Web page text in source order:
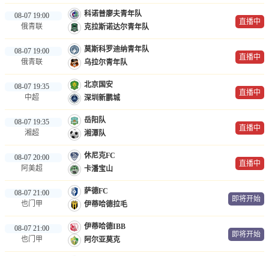
08-07 19:00
俄青联
科诺普廖夫青年队
克拉斯诺达尔青年队
直播中
08-07 19:00
俄青联
莫斯科罗迪纳青年队
乌拉尔青年队
直播中
08-07 19:35
中超
北京国安
深圳新鹏城
直播中
08-07 19:35
湘超
岳阳队
湘潭队
直播中
08-07 20:00
阿美超
休尼克FC
卡潘宝山
直播中
08-07 21:00
也门甲
萨德FC
伊蒂哈德拉毛
即将开始
08-07 21:00
也门甲
伊蒂哈德IBB
阿尔亚莫克
即将开始